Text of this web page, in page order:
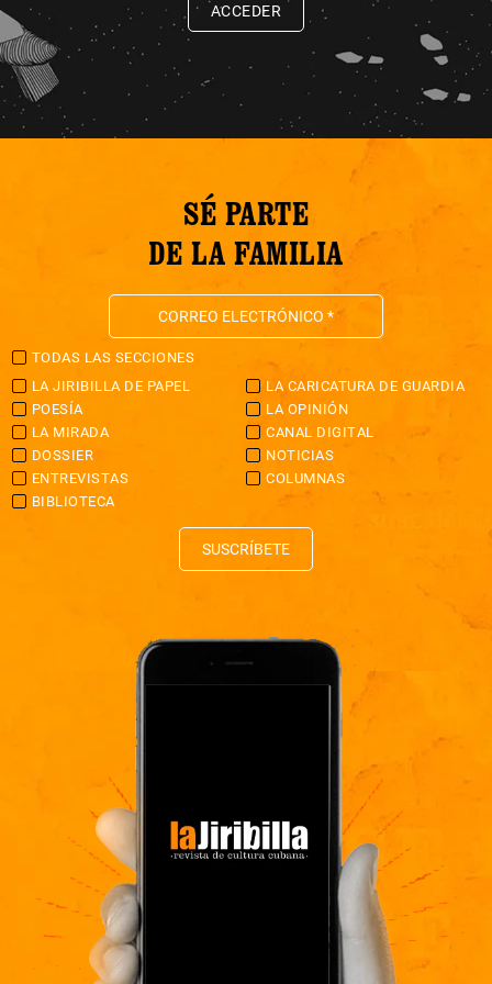
ACCEDER
SÉ PARTE
DE LA FAMILIA
TODAS LAS SECCIONES
LA JIRIBILLA DE PAPEL
LA CARICATURA DE GUARDIA
POESÍA
LA OPINIÓN
LA MIRADA
CANAL DIGITAL
DOSSIER
NOTICIAS
ENTREVISTAS
COLUMNAS
BIBLIOTECA
SUSCRÍBETE